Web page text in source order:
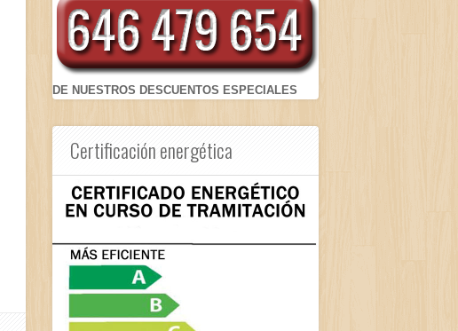
DE NUESTROS DESCUENTOS ESPECIALES
Certificación energética